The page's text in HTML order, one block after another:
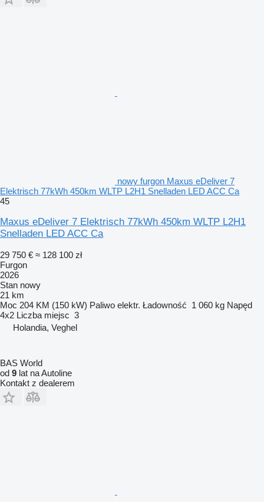
nowy furgon Maxus eDeliver 7
Elektrisch 77kWh 450km WLTP L2H1 Snelladen LED ACC Ca
45
Maxus eDeliver 7 Elektrisch 77kWh 450km WLTP L2H1
Snelladen LED ACC Ca
29 750 € ≈ 128 100 zł
Furgon
2026
Stan nowy
21 km
Moc 204 KM (150 kW) Paliwo elektr. Ładowność 1 060 kg Napęd
4x2 Liczba miejsc 3
Holandia, Veghel
BAS World
od 9 lat na Autoline
Kontakt z dealerem